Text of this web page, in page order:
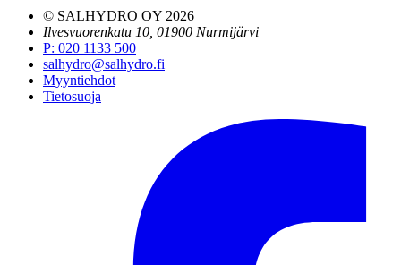
© SALHYDRO OY 2026
Ilvesvuorenkatu 10, 01900 Nurmijärvi
P: 020 1133 500
salhydro@salhydro.fi
Myyntiehdot
Tietosuoja